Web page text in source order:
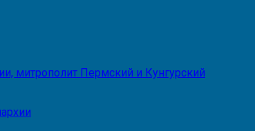
митрополит Пермский и Кунгурский